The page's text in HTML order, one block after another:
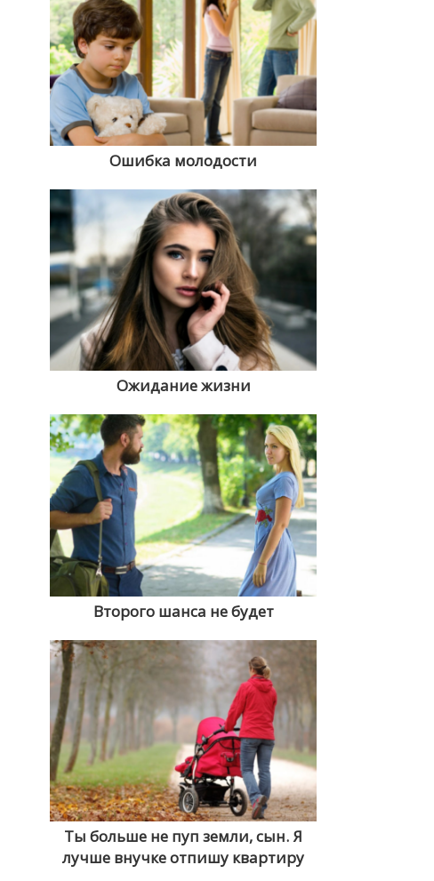
Ошибка молодости
Ожидание жизни
Второго шанса не будет
Ты больше не пуп земли, сын. Я
лучше внучке отпишу квартиру